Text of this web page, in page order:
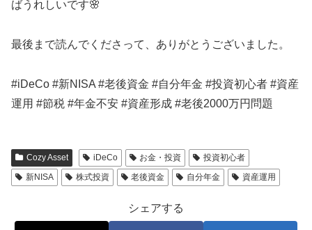
ばうれしいです🌸
最後まで読んでくださって、ありがとうございました。
#iDeCo #新NISA #老後資金 #自分年金 #投資初心者 #資産
運用 #節税 #年金不安 #資産形成 #老後2000万円問題
Cozy Asset iDeCo お金・投資
投資初心者
新NISA
株式投資 老後資金 自分年金 資産運用
シェアする